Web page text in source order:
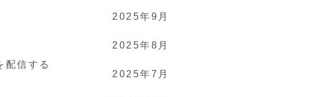
配信する
2025年9月
2025年8月
2025年7月